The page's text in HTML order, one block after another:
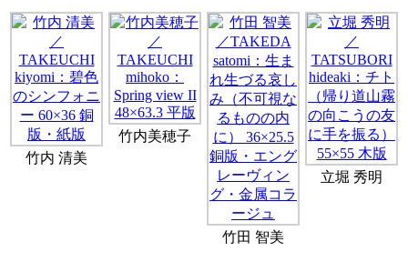
竹内 清美
竹内美穂子
竹田 智美
立堀 秀明